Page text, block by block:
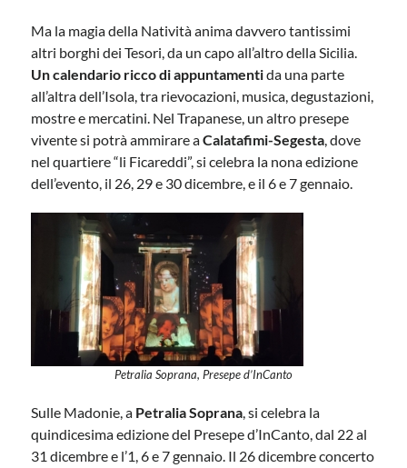
Ma la magia della Natività anima davvero tantissimi
altri borghi dei Tesori, da un capo all’altro della Sicilia.
Un calendario ricco di appuntamentida una parte
all’altra dell’Isola, tra rievocazioni, musica, degustazioni,
mostre e mercatini. Nel Trapanese, un altro presepe
vivente si potrà ammirare aCalatafimi-Segesta, dove
nel quartiere “li Ficareddi”, si celebra la nona edizione
dell’evento, il 26, 29 e 30 dicembre, e il 6 e 7 gennaio.
Petralia Soprana, Presepe d’InCanto
Sulle Madonie, a Petralia Soprana, si celebra la
quindicesima edizione del Presepe d’InCanto, dal 22 al
31 dicembre e l’1, 6 e 7 gennaio. Il 26 dicembre concerto